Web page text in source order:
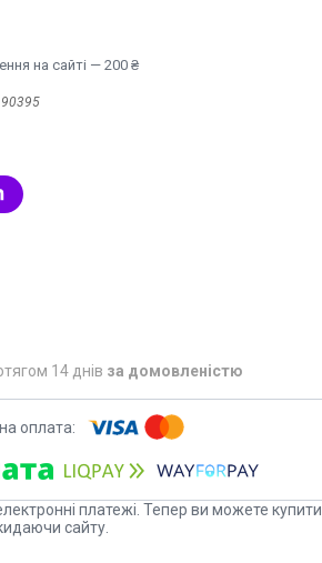
на сайті — 200 ₴
90395
14 днів за домовленістю
платежі. Тепер ви можете купити
сайту.